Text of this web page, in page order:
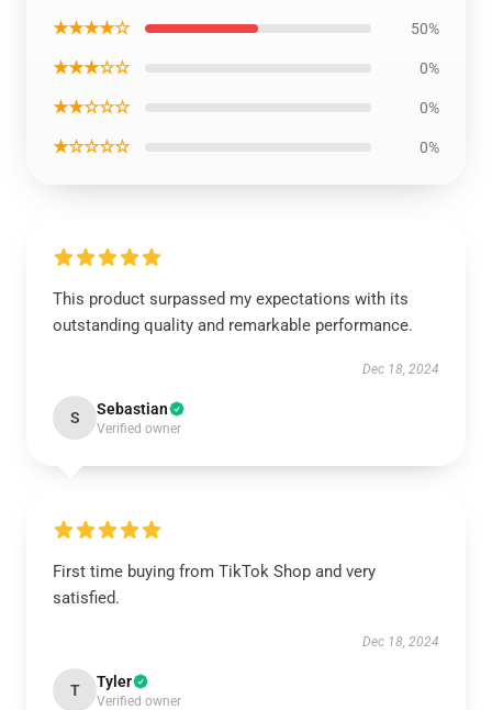
★★★★☆ 50%
★★★☆☆ 0%
★★☆☆☆ 0%
★☆☆☆☆ 0%
This product surpassed my expectations with its
outstanding quality and remarkable performance.
Dec 18, 2024
S Sebastian
Verified owner
First time buying from TikTok Shop and very
satisfied.
Dec 18, 2024
T Tyler
Verified owner